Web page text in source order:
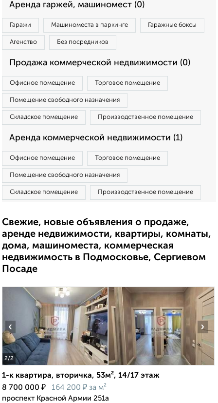
Аренда гаржей, машиномест (0)
Гаражи Машиноместа в паркинге Гаражные боксы
Агенство Без посредников
Продажа коммерческой недвижимости (0)
Офисное помещение Торговое помещение
Помещение свободного назначения
Складское помещение Производственное помещение
Аренда коммерческой недвижимости (1)
Офисное помещение Торговое помещение
Помещение свободного назначения
Складское помещение Производственное помещение
Свежие, новые объявления о продаже,
аренде недвижимости, квартиры, комнаты,
дома, машиноместа, коммерческая
недвижимость в Подмосковье, Сергиевом
Посаде
2/2
‹ ›
1-к квартира, вторичка, 53м², 14/17 этаж
8 700 000 ₽ 164 200 ₽ за м²
проспект Красной Армии 251а